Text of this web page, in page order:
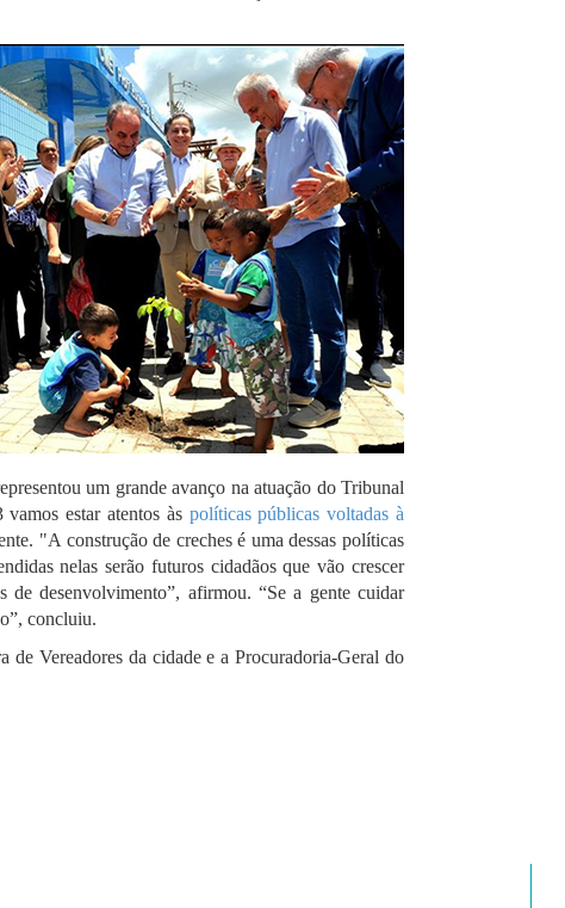
um grande avanço na atuação do Tribunal
estar atentos às políticas públicas voltadas à
"A construção de creches é uma dessas políticas
nelas serão futuros cidadãos que vão crescer
de desenvolvimento”, afirmou. “Se a gente cuidar
concluiu.
de Vereadores da cidade e a Procuradoria-Geral do